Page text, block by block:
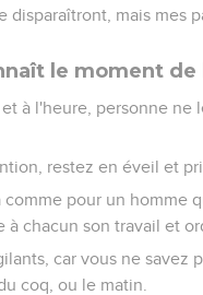
disparaîtront, mais mes
le moment de
à l'heure, personne ne
restez en éveil et
comme pour un homme
à chacun son travail et
car vous ne savez
coq, ou le matin.